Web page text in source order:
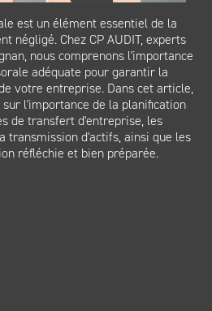
est un élément essentiel de la
négligé. Chez CP AUDIT, experts
nous comprenons l'importance
adéquate pour garantir la
votre entreprise. Dans cet article,
l'importance de la planification
de transfert d'entreprise, les
transmission d'actifs, ainsi que les
réfléchie et bien préparée.